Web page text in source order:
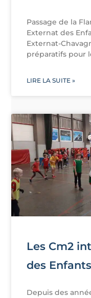
Passage de la
Externat des
Externat-
préparatifs pour
LIRE LA SUITE »
Les Cm2
des
Depuis des